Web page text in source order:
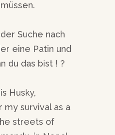
Suche nach
eine Patin und
du das bist ! ?
Husky,
my survival as a
streets of